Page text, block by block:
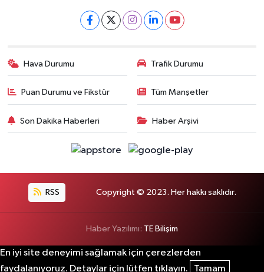
Hava Durumu Trafik Durumu
Puan Durumu ve Fikstür Tüm Manşetler
Son Dakika Haberleri Haber Arşivi
RSS Copyright © 2023. Her hakkı saklıdır.
Haber Yazılımı: TE Bilişim
En iyi site deneyimi sağlamak için çerezlerden
faydalanıyoruz. Detaylar için lütfen tıklayın.
Tamam